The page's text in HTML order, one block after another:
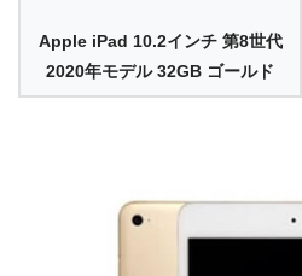
Apple iPad 10.2インチ 第8世代
2020年モデル 32GB ゴールド